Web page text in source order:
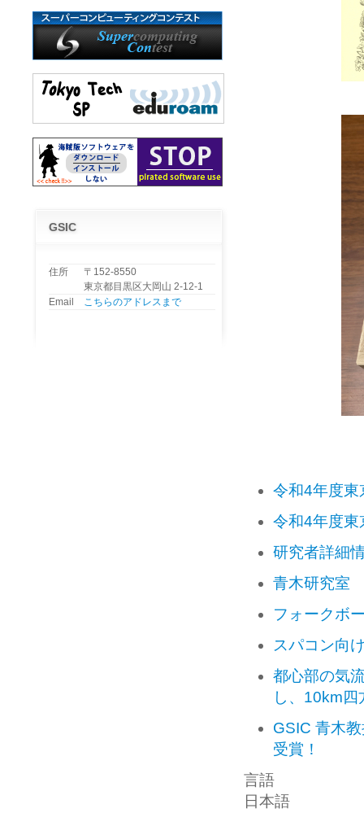
GSIC
住所
〒152-8550
東京都目黒区大岡山 2-12-1
Email
こちらのアドレスまで
令和4年度東
令和4年度東
研究者詳細
青木研究室
フォークボ
スパコン向
都心部の気
し、10km
GSIC 青木
受賞！
言語
日本語